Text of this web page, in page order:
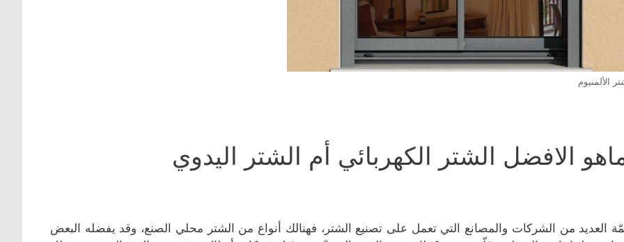
الألمنيوم
الافضل الشتر الكهربائي أم الشتر اليدوي
العديد من الشركات والمصانع التي تعمل على تصنيع الشتر، فهنالك أنواع من الشتر محلي الصنع، وقد يفضله البعض